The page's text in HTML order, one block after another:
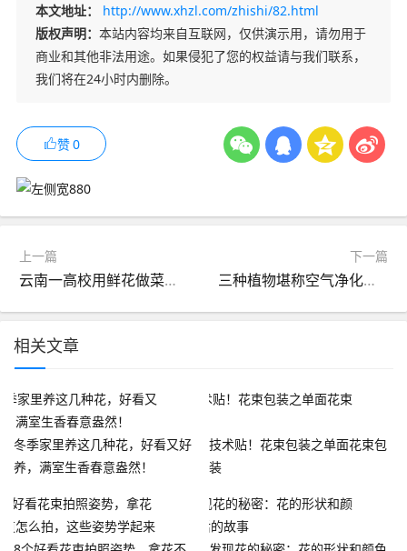
本文地址：
http://www.xhzl.com/zhishi/82.html
版权声明： 本站内容均来自互联网，仅供演示用，请勿用于
商业和其他非法用途。如果侵犯了您的权益请与我们联系，
我们将在24小时内删除。
赞0
上一篇
云南一高校用鲜花做菜成“网红”（组图）
下一篇
三种植物堪称空气净化器 吊兰上榜
相关文章
冬季家里养这几种花，好看又好
养，满室生香春意盎然！
技术贴！花束包装之单面花束包
装